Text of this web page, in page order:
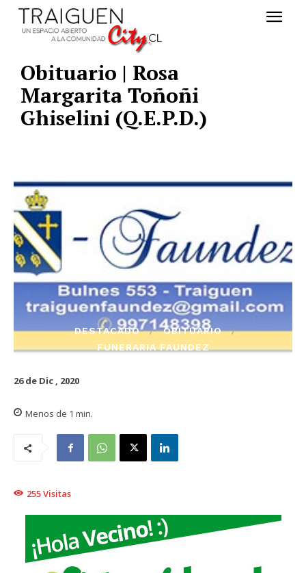
Obituario | Rosa
Margarita Toñoñi
Ghiselini (Q.E.P.D.)
DESTACADO
OBITUARIO
FUNERARIA FAUNDEZ
26 de Dic , 2020
Menos de 1 min.
255Visitas